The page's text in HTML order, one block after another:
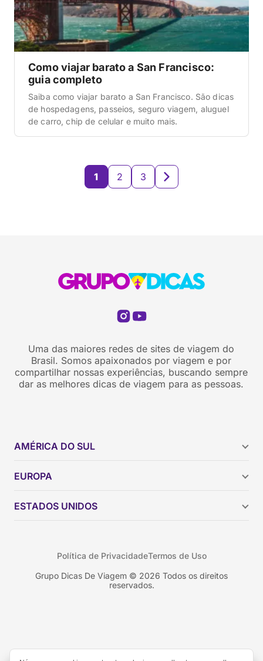
Como viajar barato a San Francisco:
guia completo
Saiba como viajar barato a San Francisco. São dicas
de hospedagens, passeios, seguro viagem, aluguel
de carro, chip de celular e muito mais.
1 2 3
Uma das maiores redes de sites de viagem do
Brasil. Somos apaixonados por viagem e por
compartilhar nossas experiências, buscando sempre
dar as melhores dicas de viagem para as pessoas.
AMÉRICA DO SUL
Brasil
Colômbia
EUROPA
ESTADOS UNIDOS
Nova York
Grupo Dicas De Viagem © 2026 Todos os direitos
reservados.
Política de PrivacidadeTermos de Uso